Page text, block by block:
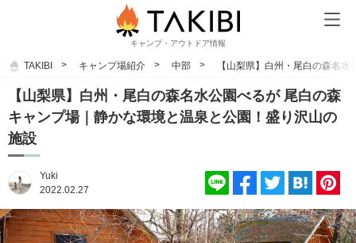
キャンプ・アウトドア情報
TAKIBI キャンプ場紹介 中部 【山梨県】白州・尾白の森名
【山梨県】白州・尾白の森名水公園べるが 尾白の森
キャンプ場｜静かな環境と温泉と公園！盛り沢山の
施設
Yuki
2022.02.27